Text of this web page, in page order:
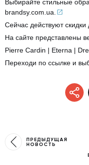
Выбирайте стильные
brandsy.com.ua.
Сейчас действуют
На сайте представлены
Pierre Cardin | Eterna |
Переходи по ссылке и
ПРЕДЫДУЩАЯ
НОВОСТЬ